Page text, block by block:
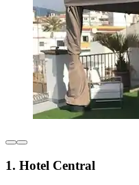
1. Hotel Central